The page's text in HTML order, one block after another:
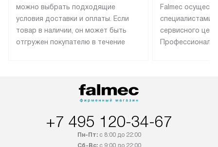
можно выбрать подходящие
условия доставки и оплаты. Если
товар в наличии, он может быть
отгружен покупателю в течение
оплачивается дополнительно.
Возможна доставка товаров по
Falmec
специалистами
сервисного
+7 495 120-34-67
Пн-Пт:с 8:00 до 22:00
Сб-Вс:с 9:00 до 22:00